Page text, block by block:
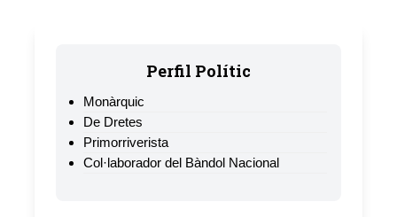
Perfil Polític
Monàrquic
De Dretes
Primorriverista
Col·laborador del Bàndol Nacional